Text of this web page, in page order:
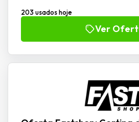
203 usados hoje
Ver